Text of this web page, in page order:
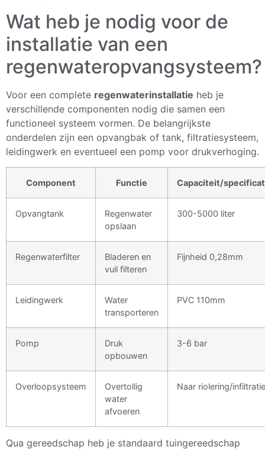
Wat heb je nodig voor de
installatie van een
regenwateropvangsysteem?
Voor een complete regenwaterinstallatie heb je
verschillende componenten nodig die samen een
functioneel systeem vormen. De belangrijkste
onderdelen zijn een opvangbak of tank, filtratiesysteem,
leidingwerk en eventueel een pomp voor drukverhoging.
Component Functie Capaciteit/
Opvangtank
Regenwater
opslaan
300-5000 liter
Regenwaterfilter
Bladeren en
vuil filteren
Fijnheid 0,28mm
Leidingwerk
Water
transporteren
PVC 110mm
Pomp
Druk
opbouwen
3-6 bar
Overloopsysteem
Overtollig
water
afvoeren
Naar riolering/infiltratie
Qua gereedschap heb je standaard tuingereedschap